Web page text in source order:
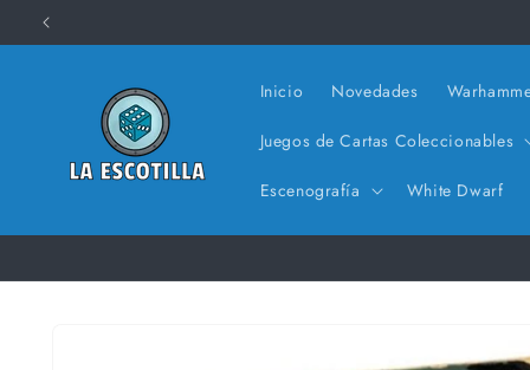
directamente
al contenido
Inicio Novedades
Juegos de Cartas Coleccionables
Escenografía White Dwarf